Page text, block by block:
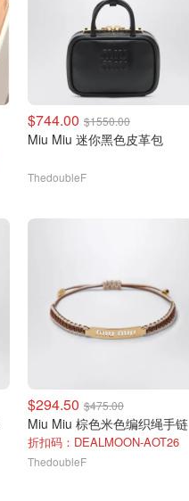
$744.00 $1550.00
Miu Miu 迷你黑色皮革包
ThedoubleF
$294.50 $475.00
Miu Miu 棕色米色编织绳手链
折扣码：DEALMOON-AOT26
ThedoubleF